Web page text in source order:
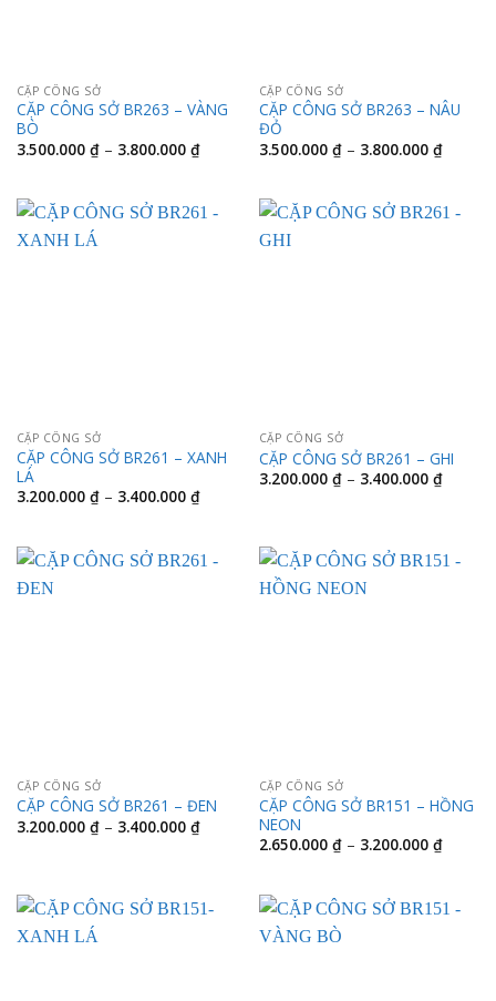
CẶP CÔNG SỞ
CẶP CÔNG SỞ BR263 – VÀNG
BÒ
3.500.000 ₫ – 3.800.000 ₫Khoảng
giá:
đến
3.800.000 ₫
CẶP CÔNG SỞ
CẶP CÔNG SỞ BR263 – NÂU
ĐỎ
3.500.000 ₫ – 3.800.000 ₫Khoảng
giá:
đến
CẶP CÔNG SỞ
CẶP CÔNG SỞ BR261 – XANH
LÁ
3.200.000 ₫ – 3.400.000 ₫Khoảng
giá:
đến
3.400.000 ₫
CẶP CÔNG SỞ
CẶP CÔNG SỞ BR261 – GHI
3.200.000 ₫ – 3.400.000 ₫Khoảng
giá:
CẶP CÔNG SỞ
CẶP CÔNG SỞ BR261 – ĐEN
3.200.000 ₫ – 3.400.000 ₫Khoảng
giá:
3.400.000 ₫
CẶP CÔNG SỞ
CẶP CÔNG SỞ BR151 – HỒNG
NEON
2.650.000 ₫ – 3.200.000 ₫Khoảng
giá:
đến